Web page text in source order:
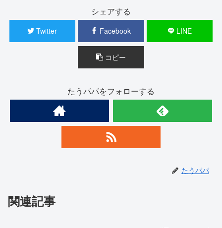
シェアする
Twitter Facebook LINE
コピー
たうパパをフォローする
たうパパ
関連記事